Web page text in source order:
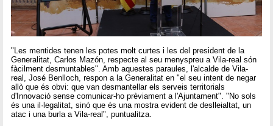
"Les mentides tenen les potes molt curtes i les del president de la
Generalitat, Carlos Mazón, respecte al seu menyspreu a Vila-real són
fàcilment desmuntables". Amb aquestes paraules, l'alcalde de Vila-
real, José Benlloch, respon a la Generalitat en "el seu intent de negar
allò que és obvi: que van desmantellar els serveis territorials
d'Innovació sense comunicar-ho prèviament a l'Ajuntament". "No sols
és una il·legalitat, sinó que és una mostra evident de deslleialtat, un
atac i una burla a Vila-real", puntualitza.